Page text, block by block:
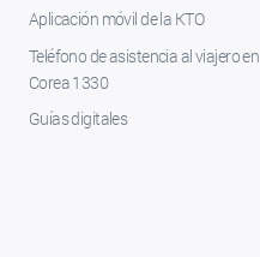
Aplicación móvil de la KTO
Teléfono de asistencia al viajero en
Corea 1330
Guías digitales